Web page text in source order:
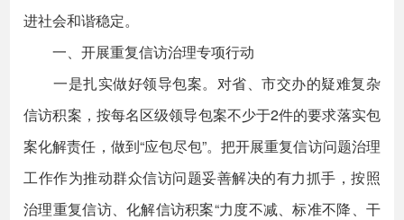
进社会和谐稳定。
一、开展重复信访治理专项行动
一是扎实做好领导包案。对省、市交办的疑难复杂
信访积案，按每名区级领导包案不少于2件的要求落实包
案化解责任，做到“应包尽包”。把开展重复信访问题治理
工作作为推动群众信访问题妥善解决的有力抓手，按照
治理重复信访、化解信访积案“力度不减、标准不降、干